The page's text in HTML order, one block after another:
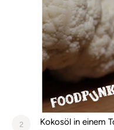
2
Kokosöl in einem